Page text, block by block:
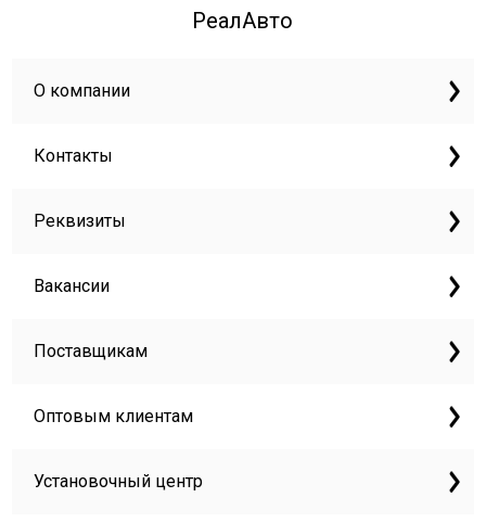
РеалАвто
О компании
Контакты
Реквизиты
Вакансии
Поставщикам
Оптовым клиентам
Установочный центр